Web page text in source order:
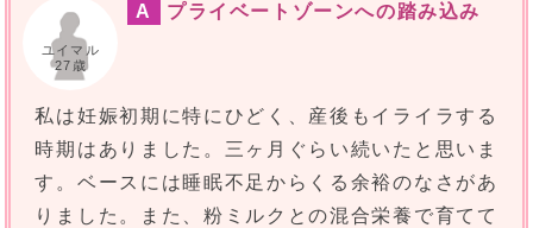
ユイマル
27歳
A プライベートゾーンへの踏み込み
私は妊娠初期に特にひどく、産後もイライラする
時期はありました。三ヶ月ぐらい続いたと思いま
す。ベースには睡眠不足からくる余裕のなさがあ
りました。また、粉ミルクとの混合栄養で育てて